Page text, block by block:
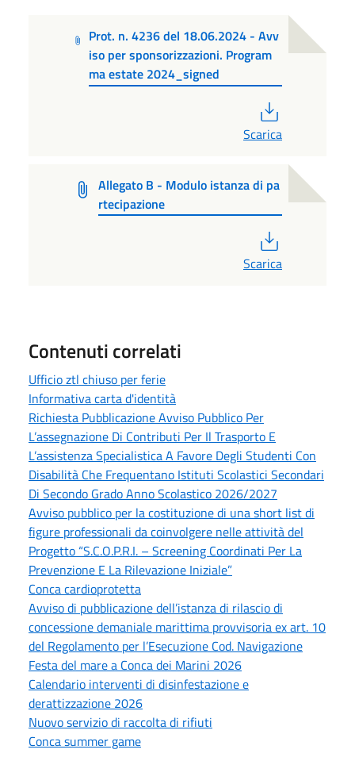
Prot. n. 4236 del 18.06.2024 - Avv
iso per sponsorizzazioni. Program
ma estate 2024_signed
Scarica
Allegato B - Modulo istanza di pa
rtecipazione
Scarica
Contenuti correlati
Ufficio ztl chiuso per ferie
Informativa carta d'identità
Richiesta Pubblicazione Avviso Pubblico Per
L’assegnazione Di Contributi Per Il Trasporto E
L’assistenza Specialistica A Favore Degli Studenti Con
Disabilità Che Frequentano Istituti Scolastici Secondari
Di Secondo Grado Anno Scolastico 2026/2027
Avviso pubblico per la costituzione di una short list di
figure professionali da coinvolgere nelle attività del
Progetto “S.C.O.P.R.I. – Screening Coordinati Per La
Prevenzione E La Rilevazione Iniziale”
Conca cardioprotetta
Avviso di pubblicazione dell’istanza di rilascio di
concessione demaniale marittima provvisoria ex art. 10
del Regolamento per l’Esecuzione Cod. Navigazione
Festa del mare a Conca dei Marini 2026
Calendario interventi di disinfestazione e
derattizzazione 2026
Nuovo servizio di raccolta di rifiuti
Conca summer game